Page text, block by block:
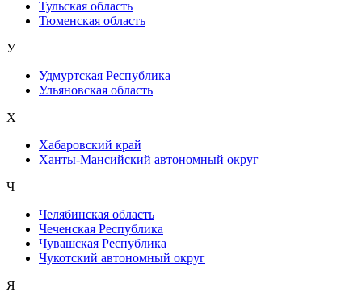
Тульская область
Тюменская область
У
Удмуртская Республика
Ульяновская область
Х
Хабаровский край
Ханты-Мансийский автономный округ
Ч
Челябинская область
Чеченская Республика
Чувашская Республика
Чукотский автономный округ
Я